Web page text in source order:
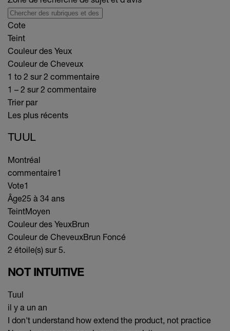
Cote
Teint
Couleur des Yeux
Couleur de Cheveux
1 to 2 sur 2 commentaire
1 – 2 sur 2 commentaire
Trier par
Les plus récents
TUUL
Montréal
commentaire1
Vote1
Âge25 à 34 ans
TeintMoyen
Couleur des YeuxBrun
Couleur de CheveuxBrun Foncé
2 étoile(s) sur 5.
NOT INTUITIVE
Tuul
il y a un an
I don't understand how extend the product, not practice